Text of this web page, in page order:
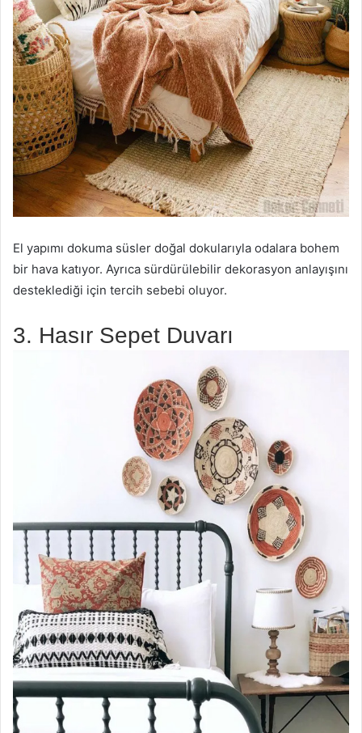
El yapımı dokuma süsler doğal dokularıyla odalara bohem
bir hava katıyor. Ayrıca sürdürülebilir dekorasyon anlayışını
desteklediği için tercih sebebi oluyor.
3. Hasır Sepet Duvarı